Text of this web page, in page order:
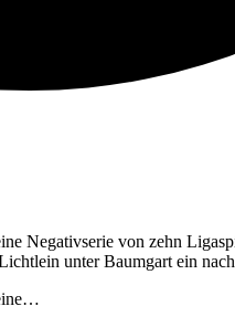
Negativserie von zehn
unter Baumgart ein